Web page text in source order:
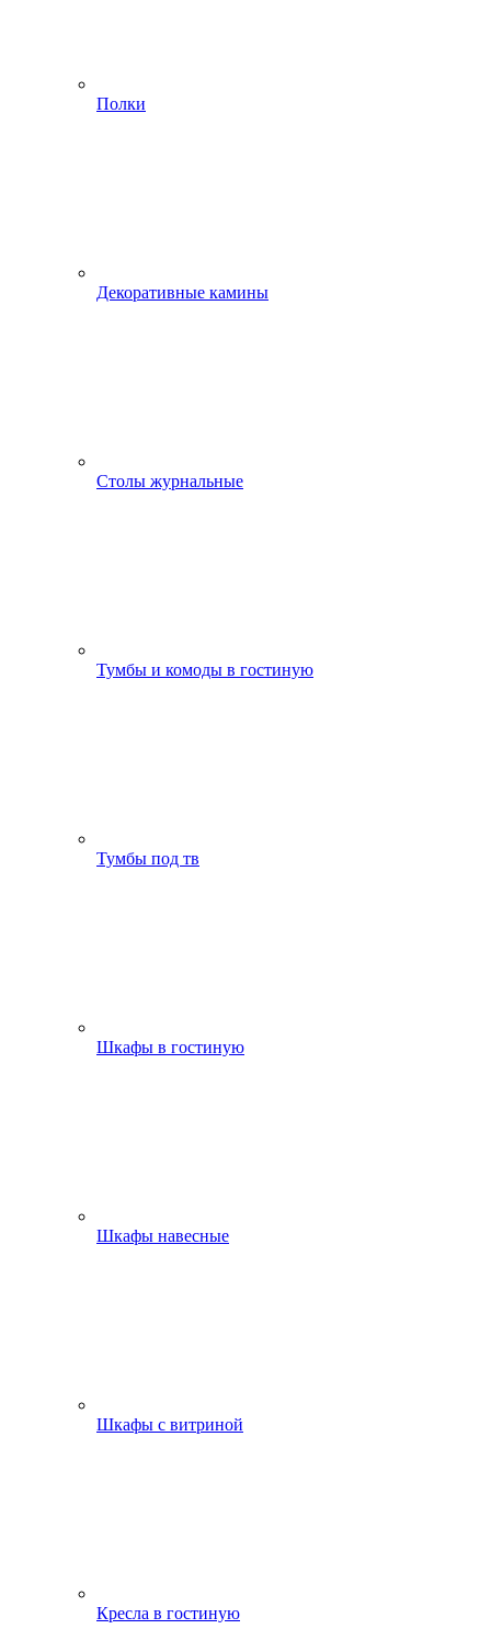
Полки
Декоративные камины
Столы журнальные
Тумбы и комоды в гостиную
Тумбы под тв
Шкафы в гостиную
Шкафы навесные
Шкафы с витриной
Кресла в гостиную